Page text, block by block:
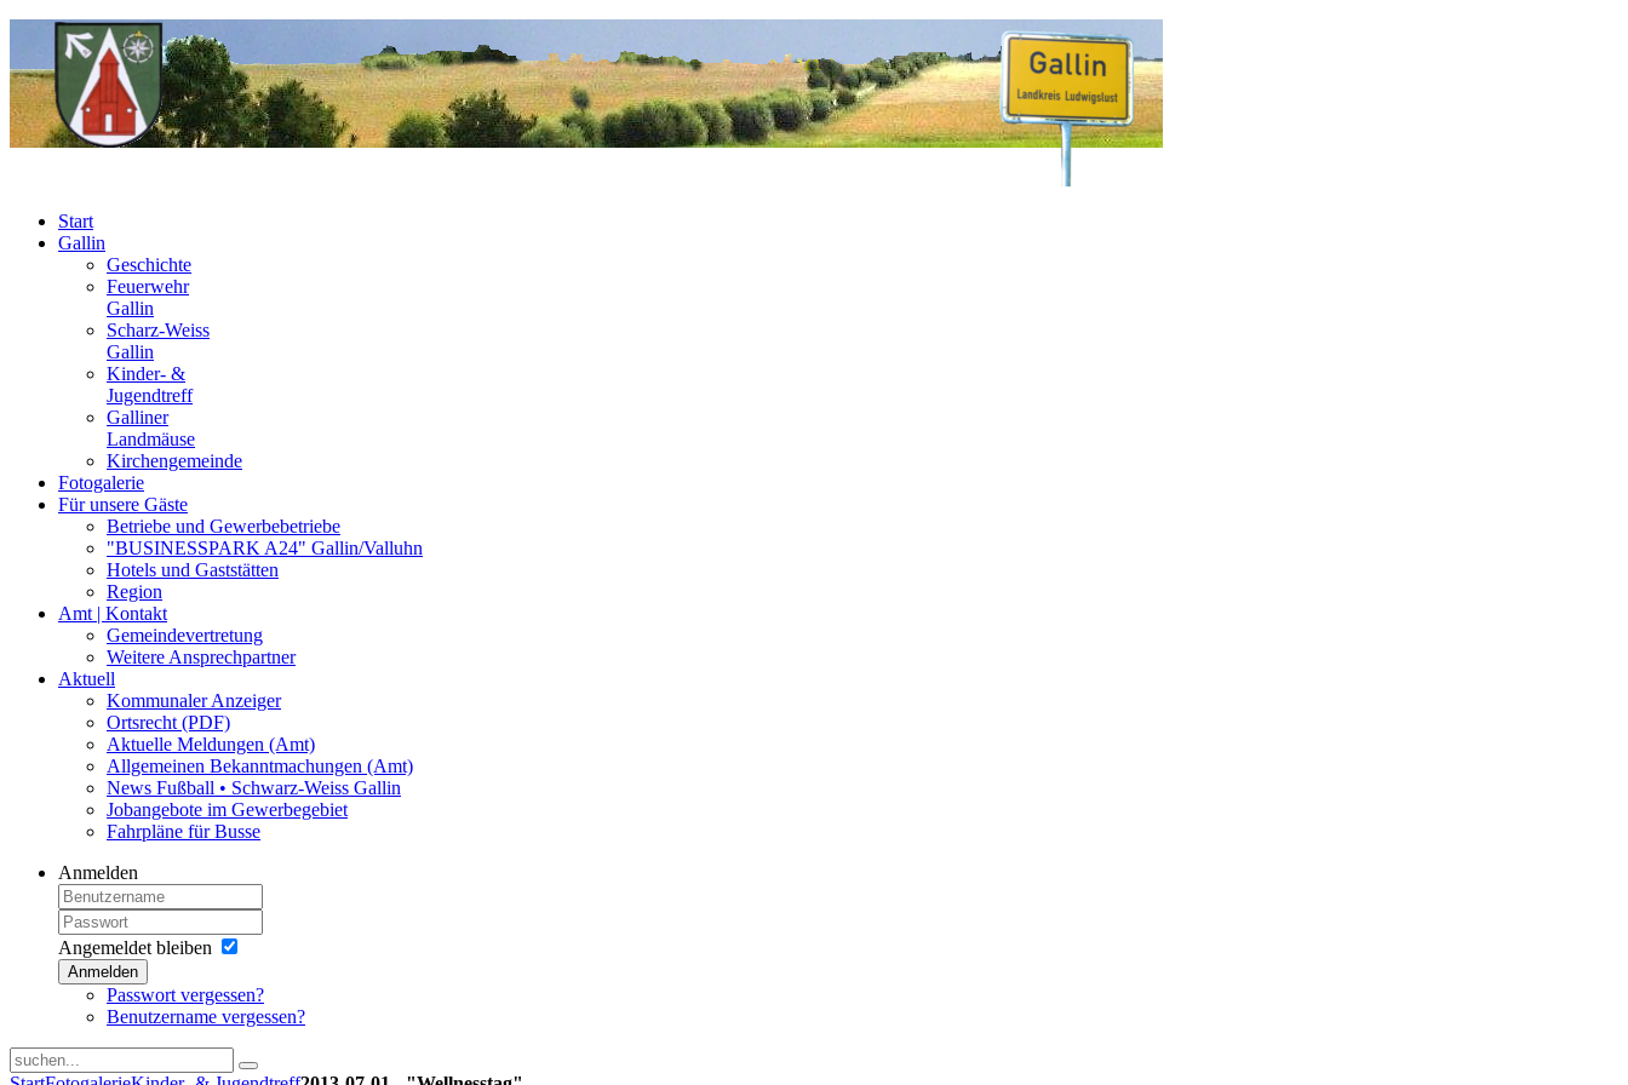
Start
Gallin
Geschichte
Feuerwehr
Gallin
Scharz-Weiss
Gallin
Kinder- &
Jugendtreff
Galliner
Landmäuse
Kirchengemeinde
Fotogalerie
Für unsere Gäste
Betriebe und Gewerbebetriebe
"BUSINESSPARK A24" Gallin/Valluhn
Hotels und Gaststätten
Region
Amt | Kontakt
Gemeindevertretung
Weitere Ansprechpartner
Aktuell
Kommunaler Anzeiger
Ortsrecht (PDF)
Aktuelle Meldungen (Amt)
Allgemeinen Bekanntmachungen (Amt)
News Fußball • Schwarz-Weiss Gallin
Jobangebote im Gewerbegebiet
Fahrpläne für Busse
Anmelden
Angemeldet bleiben
Anmelden
Passwort vergessen?
Benutzername vergessen?